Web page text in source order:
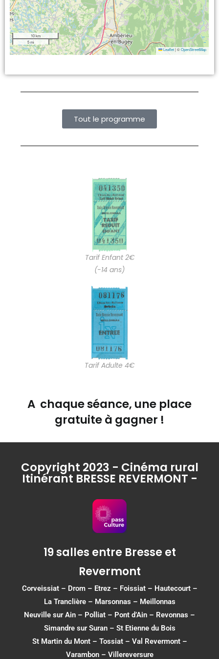
10 km
5 mi
Leaflet |©OpenStreetMap
Tout le programme
Tarif Enfant 2€
(-14 ans)
Tarif Adulte 4€
A chaque séance, une place
gratuite à gagner !
Copyright 2023 - Cinéma rural
Itinérant BRESSE REVERMONT -
19 salles entre Bresse et
Revermont
Corveissiat– Drom– Etrez – Foissiat– Hautecourt–
La Tranclière – Marsonnas – Meillonnas
Neuville sur Ain – Polliat – Pont d’Ain – Revonnas –
Simandre sur Suran– St Etienne du Bois
St Martin du Mont– Tossiat– Val Revermont–
Varambon– Villereversure